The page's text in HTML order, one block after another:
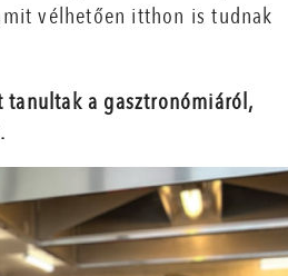
vélhetően itthon is tudnak
a gasztronómiáról,